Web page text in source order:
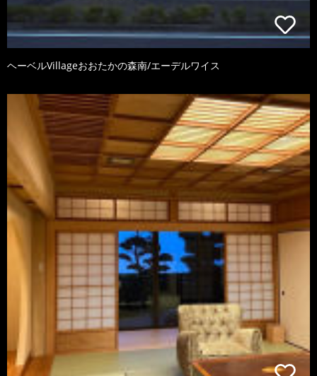
ヘーベルVillageおおたかの森南/エーデルワイス